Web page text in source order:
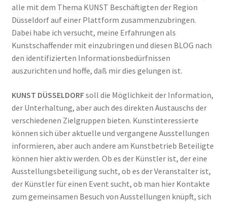
alle mit dem Thema KUNST Beschäftigten der Region
Düsseldorf auf einer Plattform zusammenzubringen.
Dabei habe ich versucht, meine Erfahrungen als
Kunstschaffender mit einzubringen und diesen BLOG nach
den identifizierten Informationsbedürfnissen
auszurichten und hoffe, daß mir dies gelungen ist.
KUNST DÜSSELDORFsoll die Möglichkeit der Information,
der Unterhaltung, aber auch des direkten Austauschs der
verschiedenen Zielgruppen bieten. Kunstinteressierte
können sich über aktuelle und vergangene Ausstellungen
informieren, aber auch andere am Kunstbetrieb Beteiligte
können hier aktiv werden. Ob es der Künstler ist, der eine
Ausstellungsbeteiligung sucht, ob es der Veranstalter ist,
der Künstler für einen Event sucht, ob man hier Kontakte
zum gemeinsamen Besuch von Ausstellungen knüpft, sich